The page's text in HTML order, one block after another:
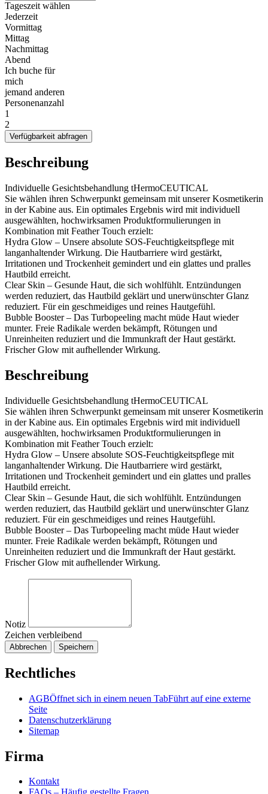
Tageszeit wählen
Jederzeit
Vormittag
Mittag
Nachmittag
Abend
Ich buche für
mich
jemand anderen
Personenanzahl
1
2
Verfügbarkeit abfragen
Beschreibung
Individuelle Gesichtsbehandlung tHermoCEUTICAL
Sie wählen ihren Schwerpunkt gemeinsam mit unserer Kosmetikerin
in der Kabine aus. Ein optimales Ergebnis wird mit individuell
ausgewählten, hochwirksamen Produktformulierungen in
Kombination mit Feather Touch erzielt:
Hydra Glow – Unsere absolute SOS-Feuchtigkeitspflege mit
langanhaltender Wirkung. Die Hautbarriere wird gestärkt,
Irritationen und Trockenheit gemindert und ein glattes und pralles
Hautbild erreicht.
Clear Skin – Gesunde Haut, die sich wohlfühlt. Entzündungen
werden reduziert, das Hautbild geklärt und unerwünschter Glanz
reduziert. Für ein geschmeidiges und reines Hautgefühl.
Bubble Booster – Das Turbopeeling macht müde Haut wieder
munter. Freie Radikale werden bekämpft, Rötungen und
Unreinheiten reduziert und die Immunkraft der Haut gestärkt.
Frischer Glow mit aufhellender Wirkung.
Beschreibung
Individuelle Gesichtsbehandlung tHermoCEUTICAL
Sie wählen ihren Schwerpunkt gemeinsam mit unserer Kosmetikerin
in der Kabine aus. Ein optimales Ergebnis wird mit individuell
ausgewählten, hochwirksamen Produktformulierungen in
Kombination mit Feather Touch erzielt:
Hydra Glow – Unsere absolute SOS-Feuchtigkeitspflege mit
langanhaltender Wirkung. Die Hautbarriere wird gestärkt,
Irritationen und Trockenheit gemindert und ein glattes und pralles
Hautbild erreicht.
Clear Skin – Gesunde Haut, die sich wohlfühlt. Entzündungen
werden reduziert, das Hautbild geklärt und unerwünschter Glanz
reduziert. Für ein geschmeidiges und reines Hautgefühl.
Bubble Booster – Das Turbopeeling macht müde Haut wieder
munter. Freie Radikale werden bekämpft, Rötungen und
Unreinheiten reduziert und die Immunkraft der Haut gestärkt.
Frischer Glow mit aufhellender Wirkung.
Notiz
Zeichen verbleibend
Abbrechen Speichern
Rechtliches
AGBÖffnet sich in einem neuen TabFührt auf eine externe
Seite
Datenschutzerklärung
Sitemap
Firma
Kontakt